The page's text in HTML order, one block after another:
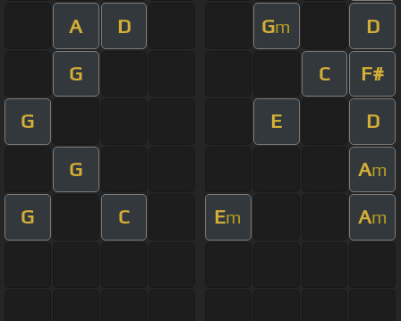
A D Gm D
G C F#
G E D
G Am
G C Em Am